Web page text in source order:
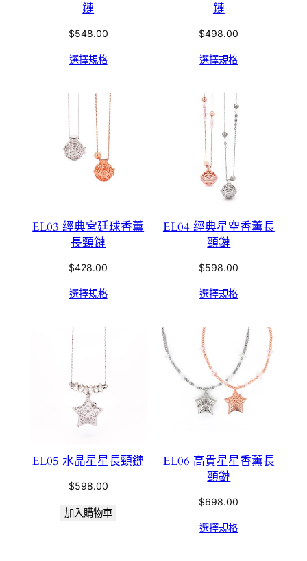
鏈
$548.00
選擇規格
鏈
$498.00
選擇規格
EL03 經典宮廷球香薰
長頸鏈
$428.00
選擇規格
EL04 經典星空香薰長
頸鏈
$598.00
選擇規格
EL05 水晶星星長頸鏈
$598.00
加入購物車
EL06 高貴星星香薰長
頸鏈
$698.00
選擇規格